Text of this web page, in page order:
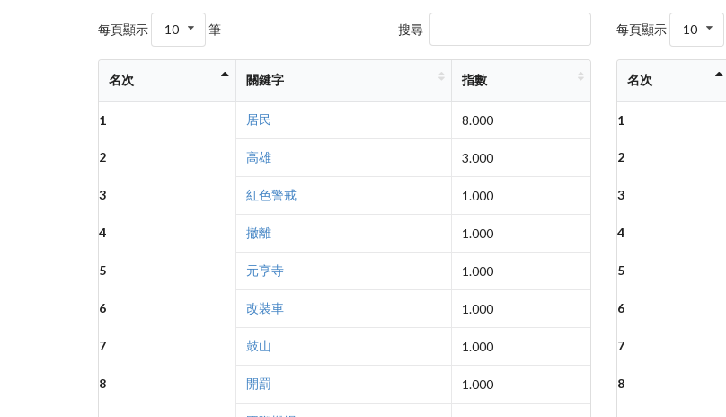
每頁顯示 10 筆 搜尋
名次 關鍵字 指數
1 居民 8.000
2 高雄 3.000
3 紅色警戒 1.000
4 撤離 1.000
5 元亨寺 1.000
6 改裝車 1.000
7 鼓山 1.000
8 開罰 1.000
每頁顯示 10
名次
1
2
3
4
5
6
7
8